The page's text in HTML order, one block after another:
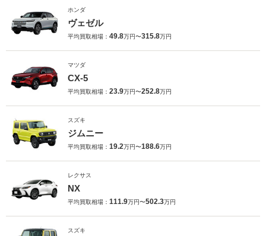
ホンダ
ヴェゼル
平均買取相場： 49.8万円〜315.8万円
マツダ
CX-5
平均買取相場： 23.9万円〜252.8万円
スズキ
ジムニー
平均買取相場： 19.2万円〜188.6万円
レクサス
NX
平均買取相場： 111.9万円〜502.3万円
スズキ